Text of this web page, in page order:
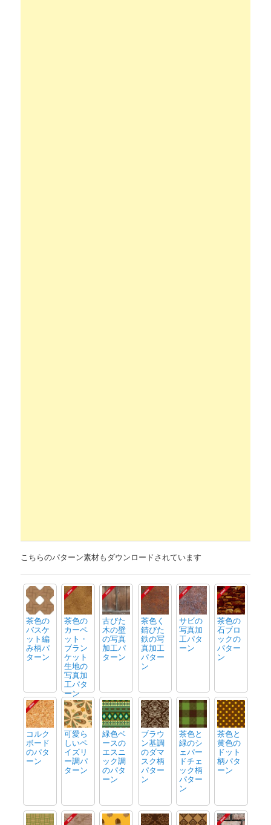
こちらのパターン素材もダウンロードされています
茶色の
バスケ
ット編
み柄パ
ターン
茶色の
カーペ
ット・
ブラン
ケット
生地の
写真加
工パタ
ーン
古びた
木の壁
の写真
加工パ
ターン
茶色く
錆びた
鉄の写
真加工
パター
ン
サビの
写真加
工パタ
ーン
茶色の
石ブロ
ックの
パター
ン
コルク
ボード
のパタ
ーン
可愛ら
しいペ
イズリ
ー調パ
ターン
緑色ベ
ースの
エスニ
ック調
のパタ
ーン
ブラウ
ン基調
のダマ
スク柄
パター
ン
茶色と
緑のシ
ェパー
ドチェ
ック柄
パター
ン
茶色と
黄色の
ドット
柄パタ
ーン